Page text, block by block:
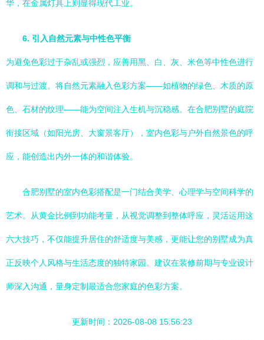
华，在金属灯具上则显得现代工业。
6. 引入自然元素与中性色平衡
为避免色彩过于杂乱或强烈，应善用黑、白、灰、米色等中性色进行
调和与过渡。将自然元素融入色彩方案——如植物的绿色、木质的原
色、石材的纹理——能为空间注入生机与沉稳感。在合肥别墅的庭院
衔接区域（如阳光房、大窗景客厅），室内色彩与户外自然景色的呼
应，能创造出内外一体的和谐体验。
合肥别墅的室内色彩搭配是一门结合美学、心理学与空间科学的
艺术。从黄金比例到功能考量，从视觉调整到整体呼应，灵活运用这
六大技巧，不仅能提升居住的舒适度与美感，更能让您的别墅成为真
正反映个人风格与生活态度的独特家园。建议在装修前期与专业设计
师深入沟通，量身定制最适合您家庭的色彩方案。
更新时间：2026-08-08 15:56:23